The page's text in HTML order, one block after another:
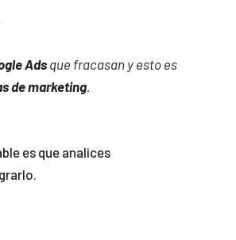
Adsque fracasan y esto es
de marketing.
es que analices